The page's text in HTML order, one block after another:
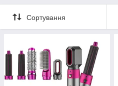
Сортування